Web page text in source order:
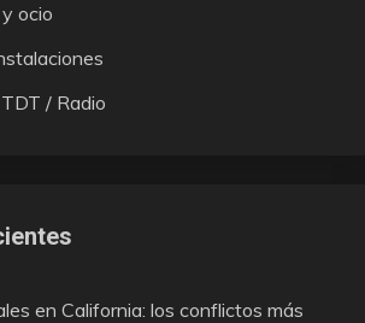
ocio
/ Radio
en California: los conflictos más